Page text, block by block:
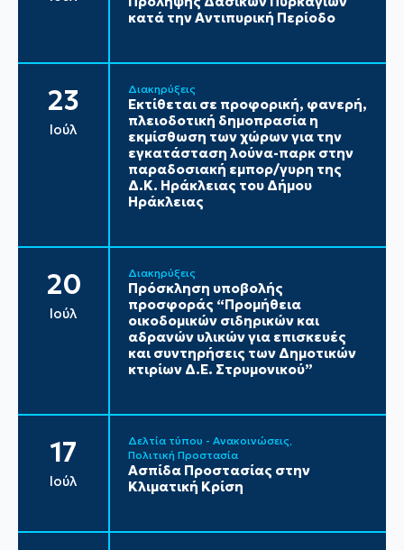
κατά την Αντιπυρική Περίοδο
23
Ιούλ
Διακηρύξεις
Εκτίθεται σε προφορική, φανερή,
πλειοδοτική δημοπρασία η
εκμίσθωση των χώρων για την
εγκατάσταση λούνα-παρκ στην
παραδοσιακή εμπορ/γυρη της
Δ.Κ. Ηράκλειας του Δήμου
Ηράκλειας
20
Ιούλ
Διακηρύξεις
Πρόσκληση υποβολής
προσφοράς “Προμήθεια
οικοδομικών σιδηρικών και
αδρανών υλικών για επισκευές
και συντηρήσεις των Δημοτικών
κτιρίων Δ.Ε. Στρυμονικού”
17
Ιούλ
Δελτία τύπου - Ανακοινώσεις
Πολιτική Προστασία
Ασπίδα Προστασίας στην
Κλιματική Κρίση